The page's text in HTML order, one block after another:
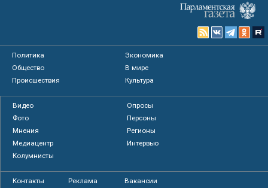
Политика
Экономика
Общество
В мире
Происшествия
Культура
Видео
Опросы
Фото
Персоны
Мнения
Регионы
Медиацентр
Интервью
Колумнисты
Контакты Реклама Вакансии